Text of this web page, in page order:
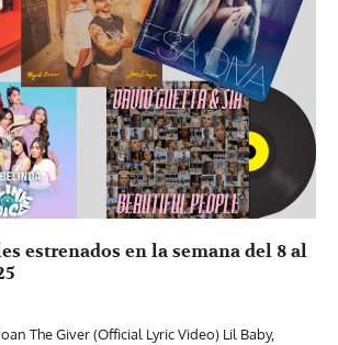
estrenados en la semana del 8 al
The Giver (Official Lyric Video) Lil Baby,